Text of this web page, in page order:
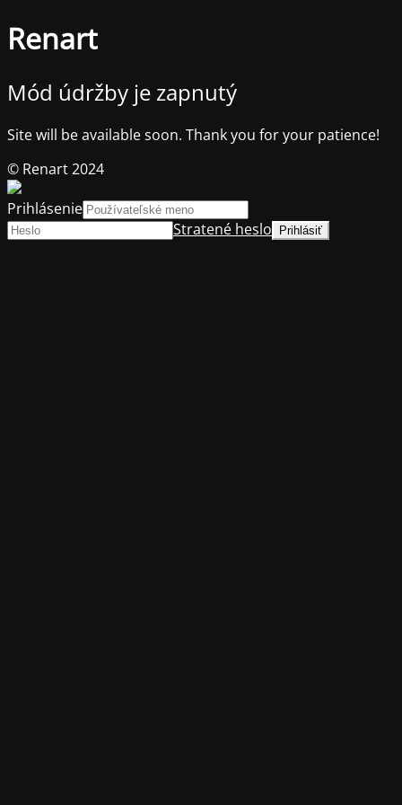
Renart
Mód údržby je zapnutý
Site will be available soon. Thank you for your patience!
© Renart 2024
Prihlásenie
Stratené heslo